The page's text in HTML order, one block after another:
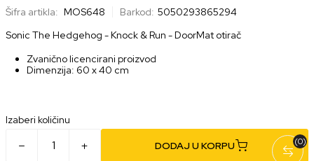
Šifra artikla: MOS648 Barkod: 5050293865294
Sonic The Hedgehog - Knock & Run - DoorMat otirač
Zvanično licencirani proizvod
Dimenzija: 60 x 40 cm
Izaberi količinu
DODAJ U KORPU
(0)